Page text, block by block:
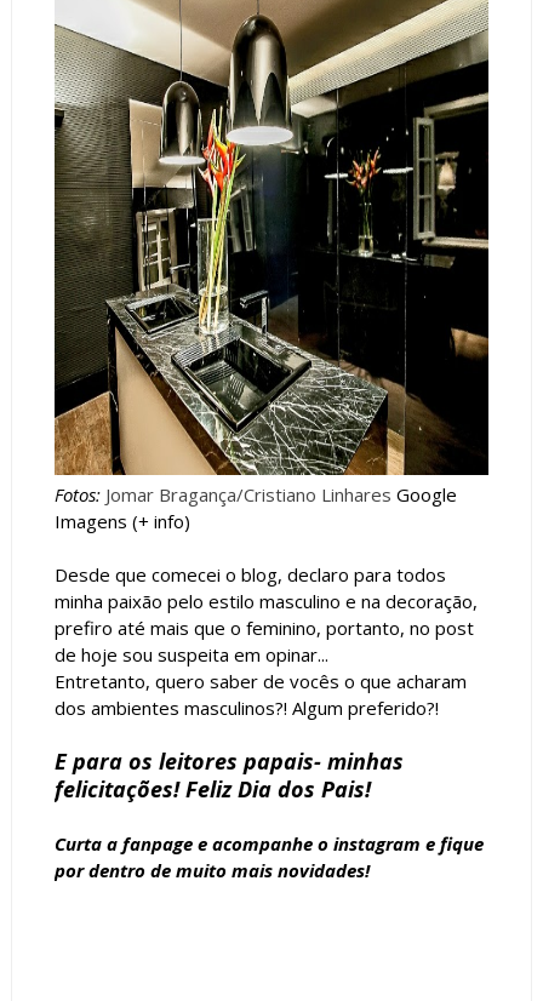
Fotos: Jomar Bragança/Cristiano Linhares Google
Imagens (+ info)
Desde que comecei o blog, declaro para todos
minha paixão pelo estilo masculino e na decoração,
prefiro até mais que o feminino, portanto, no post
de hoje sou suspeita em opinar...
Entretanto, quero saber de vocês o que acharam
dos ambientes masculinos?! Algum preferido?!
E para os leitores papais- minhas
felicitações! Feliz Dia dos Pais!
Curta a fanpagee acompanhe o instagram e fique
por dentro de muito mais novidades!